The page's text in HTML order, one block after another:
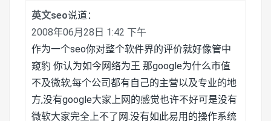
英文seo说道：
2008年06月28日 1:42 下午
作为一个seo你对整个软件界的评价就好像管中
窥豹 你认为如今网络为王 那google为什么市值
不及微软,每个公司都有自己的主营以及专业的地
方,没有google大家上网的感觉也许不好可是没有
微软大家完全上不了网.没有如此易用的操作系统